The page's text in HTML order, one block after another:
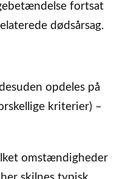
fortsat
dødsårsag.
opdeles på
kriterier) –
omstændigheder